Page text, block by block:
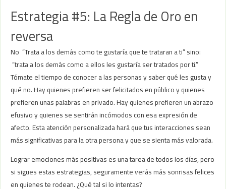
Estrategia #5: La Regla de Oro en
reversa
No “Trata a los demás como te gustaría que te trataran a ti” sino:
“trata a los demás como a ellos les gustaría ser tratados por ti.”
Tómate el tiempo de conocer a las personas y saber qué les gusta y
qué no. Hay quienes prefieren ser felicitados en público y quienes
prefieren unas palabras en privado. Hay quienes prefieren un abrazo
efusivo y quienes se sentirán incómodos con esa expresión de
afecto. Esta atención personalizada hará que tus interacciones sean
más significativas para la otra persona y que se sienta más valorada.
Lograr emociones más positivas es una tarea de todos los días, pero
si sigues estas estrategias, seguramente verás más sonrisas felices
en quienes te rodean. ¿Qué tal si lo intentas?